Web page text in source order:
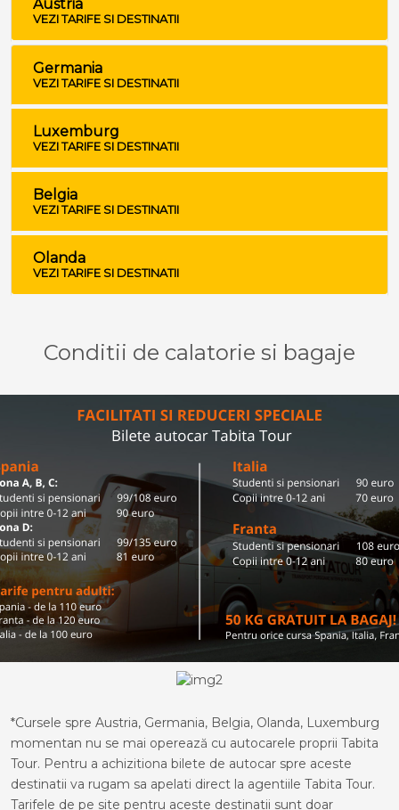
Austria
VEZI TARIFE SI DESTINATII
Germania
VEZI TARIFE SI DESTINATII
Luxemburg
VEZI TARIFE SI DESTINATII
Belgia
VEZI TARIFE SI DESTINATII
Olanda
VEZI TARIFE SI DESTINATII
Conditii de calatorie si bagaje
*Cursele spre Austria, Germania, Belgia, Olanda, Luxemburg
momentan nu se mai operează cu autocarele proprii Tabita
Tour. Pentru a achizitiona bilete de autocar spre aceste
destinatii va rugam sa apelati direct la agentiile Tabita Tour.
Tarifele de pe site pentru aceste destinatii sunt doar